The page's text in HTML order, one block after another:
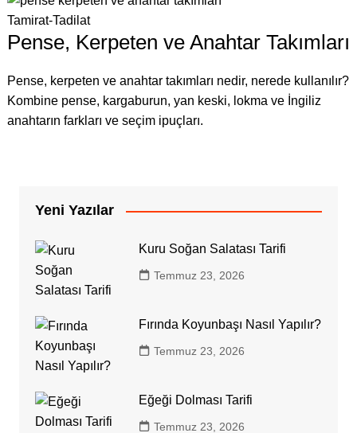
Tamirat-Tadilat
Pense, Kerpeten ve Anahtar Takımları
Pense, kerpeten ve anahtar takımları nedir, nerede kullanılır?
Kombine pense, kargaburun, yan keski, lokma ve İngiliz
anahtarın farkları ve seçim ipuçları.
Yeni Yazılar
Kuru Soğan Salatası Tarifi
Temmuz 23, 2026
Fırında Koyunbaşı Nasıl Yapılır?
Temmuz 23, 2026
Eğeği Dolması Tarifi
Temmuz 23, 2026